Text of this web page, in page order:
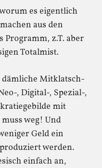
es eigentlich
aus den
Programm, z.T. aber
Totalmist.
dämliche Mitklatsch-
, Digital-, Spezial-,
mit
weg! Und
Geld ein
werden.
einfach an,